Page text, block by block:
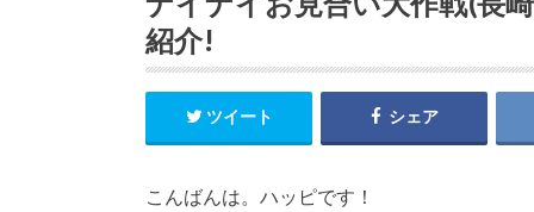
紹介!
ツイート シェア
こんばんは。ハッピです！